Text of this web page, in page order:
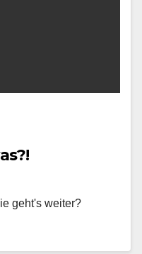
geht's weiter?